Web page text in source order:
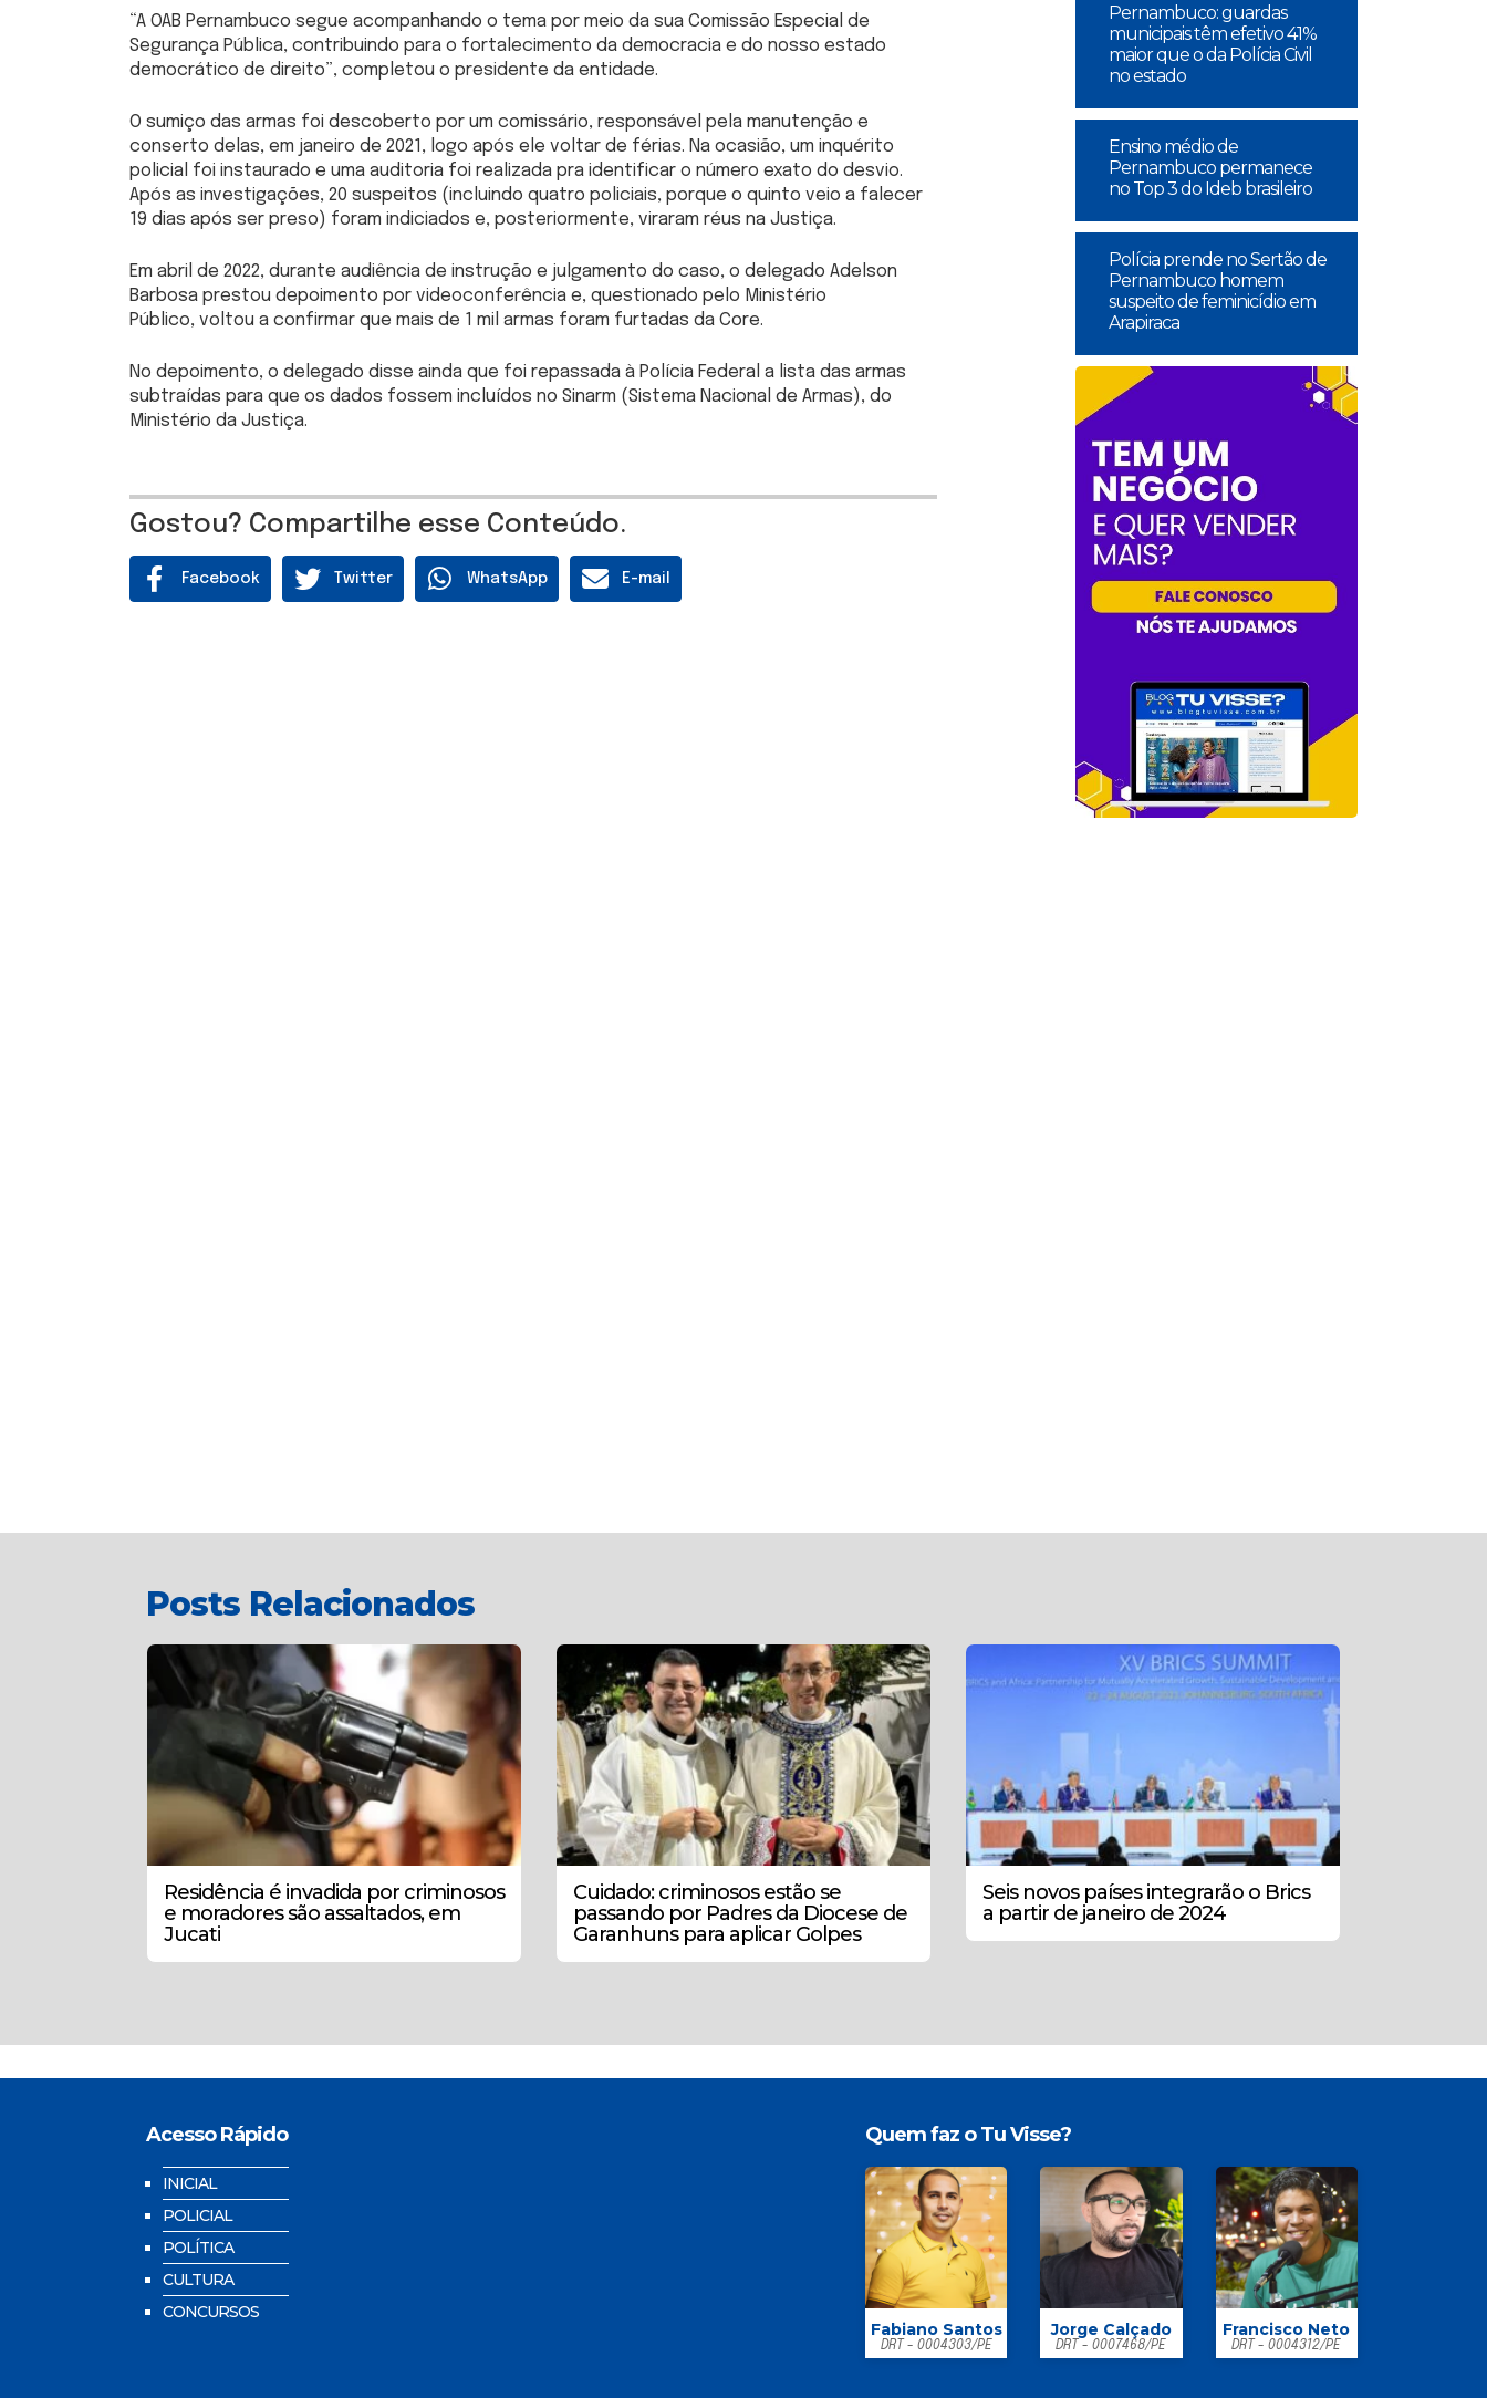
“A OAB Pernambuco segue acompanhando o tema por meio da sua Comissão Especial de
Segurança Pública, contribuindo para o fortalecimento da democracia e do nosso estado
democrático de direito”, completou o presidente da entidade.
O sumiço das armas foi descoberto por um comissário, responsável pela manutenção e
conserto delas, em janeiro de 2021, logo após ele voltar de férias. Na ocasião, um inquérito
policial foi instaurado e uma auditoria foi realizada pra identificar o número exato do desvio.
Após as investigações, 20 suspeitos (incluindo quatro policiais, porque o quinto veio a falecer
19 dias após ser preso) foram indiciados e, posteriormente, viraram réus na Justiça.
Em abril de 2022, durante audiência de instrução e julgamento do caso, o delegado Adelson
Barbosa prestou depoimento por videoconferência e, questionado pelo Ministério
Público, voltou a confirmar que mais de 1 mil armas foram furtadas da Core.
No depoimento, o delegado disse ainda que foi repassada à Polícia Federal a lista das armas
subtraídas para que os dados fossem incluídos no Sinarm (Sistema Nacional de Armas), do
Ministério da Justiça.
Gostou? Compartilhe esse Conteúdo.
Facebook Twitter WhatsApp E-mail
Pernambuco: guardas
municipais têm efetivo 41%
maior que o da Polícia Civil
no estado
Ensino médio de
Pernambuco permanece
no Top 3 do Ideb brasileiro
Polícia prende no Sertão de
Pernambuco homem
suspeito de feminicídio em
Arapiraca
Posts Relacionados
Residência é invadida por criminosos
e moradores são assaltados, em
Jucati
Cuidado: criminosos estão se
passando por Padres da Diocese de
Garanhuns para aplicar Golpes
Seis novos países integrarão o Brics
a partir de janeiro de 2024
Acesso Rápido
INICIAL
POLICIAL
POLÍTICA
CULTURA
CONCURSOS
Quem faz o Tu Visse?
Fabiano Santos
DRT - 0004303/PE
Jorge Calçado
DRT - 0007468/PE
Francisco Neto
DRT - 0004312/PE